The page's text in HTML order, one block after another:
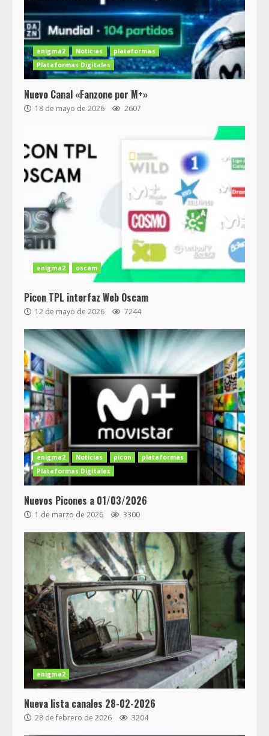
enigma2 Noticias
plataformas
Plataformas Digitales
Nuevo Canal «Fanzone por M+»
18 de mayo de 2026 2607
enigma2 oscam
Picon TPL interfaz Web Oscam
12 de mayo de 2026 7244
enigma2 Noticias picon
plataformas
Plataformas Digitales
Nuevos Picones a 01/03/2026
1 de marzo de 2026 3300
enigma2
Nueva lista canales 28-02-2026
28 de febrero de 2026 3204